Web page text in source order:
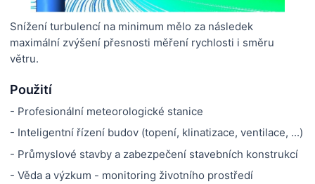
Snížení turbulencí na minimum mělo za následek
maximální zvýšení přesnosti měření rychlosti i směru
větru.
Použití
- Profesionální meteorologické stanice
- Inteligentní řízení budov (topení, klinatizace, ventilace, ...)
- Průmyslové stavby a zabezpečení stavebních konstrukcí
- Věda a výzkum - monitoring životního prostředí